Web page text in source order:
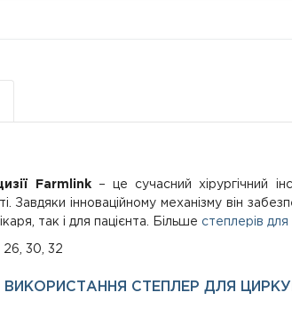
Farmlink– це сучасний хірургічний
Завдяки інноваційному механізму він
так і для пацієнта. Більше степлерів для
26, 30, 32
СТЕПЛЕР ДЛЯ